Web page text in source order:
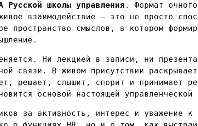
Русской школы управления . Формат
взаимодействие — это не просто
пространство смыслов, в котором
Ни лекцией в записи, ни
связи. В живом присутствии
решает, слышит, спорит и принимает
основой настоящей управленческой
за активность, интерес и уважение